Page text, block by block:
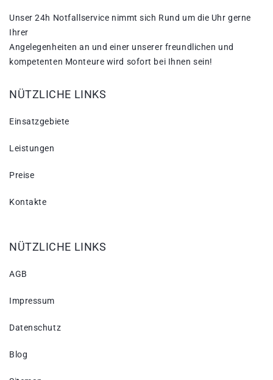
Unser 24h Notfallservice nimmt sich Rund um die Uhr gerne
Ihrer
Angelegenheiten an und einer unserer freundlichen und
kompetenten Monteure wird sofort bei Ihnen sein!
NÜTZLICHE LINKS
Einsatzgebiete
Leistungen
Preise
Kontakte
NÜTZLICHE LINKS
AGB
Impressum
Datenschutz
Blog